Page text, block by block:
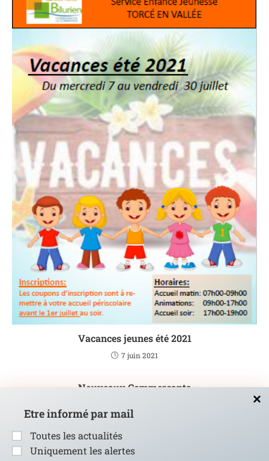
Etre informé par mail
Toutes les actualités
Uniquement les alertes
Vacances jeunes été 2021
7 juin 2021
Nouveaux Commercants